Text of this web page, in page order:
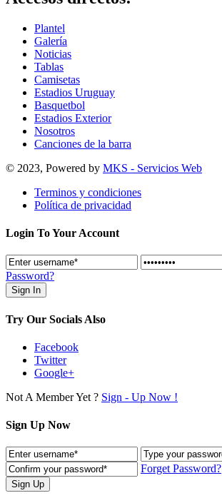
Plantel
Galería
Noticias
Tablas
Camisetas
Estadios Uruguay
Basquetbol
Estadios Exterior
Nosotros
Canciones de la barra
© 2023, Powered by MKS - Servicios Web
Terminos y condiciones
Política de privacidad
Login To Your Account
Password?
Try Our Socials Also
Facebook
Twitter
Google+
Not A Member Yet ? Sign - Up Now !
Sign Up Now
Forget Password?